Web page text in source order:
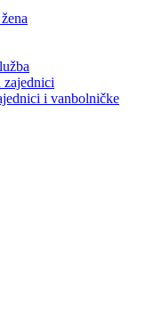
zajednici
i vanbolničke